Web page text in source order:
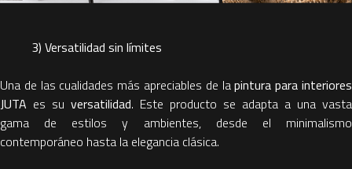
3) Versatilidad sin límites
Una de las cualidades más apreciables de lapintura para interiores
JUTA es su versatilidad. Este producto se adapta a una vasta
gama de estilos y ambientes, desde el minimalismo
contemporáneo hasta la elegancia clásica.